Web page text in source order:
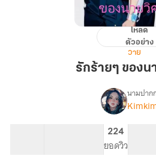
ของ
โหลด
ตัวอย่าง
วาย
รักร้ายๆ ของน
เรื่อง
นามปาก
224
ยอดวิว